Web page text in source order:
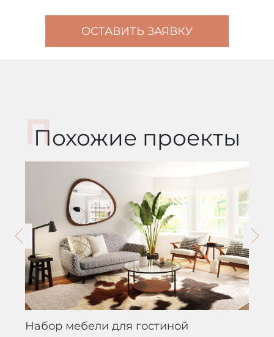
ОСТАВИТЬ ЗАЯВКУ
Похожие проекты
Набор мебели для гостиной